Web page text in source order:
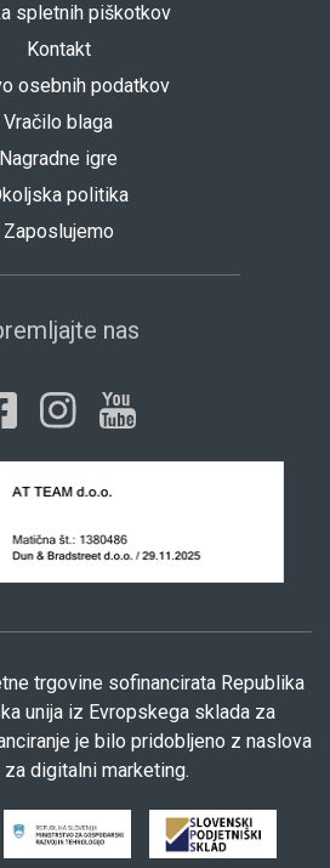
spletnih piškotkov
Kontakt
osebnih podatkov
Vračilo blaga
Nagradne igre
politika
Zaposlujemo
nas
trgovine sofinancirata Republika
unija iz Evropskega sklada za
je bilo pridobljeno z naslova
za digitalni marketing.